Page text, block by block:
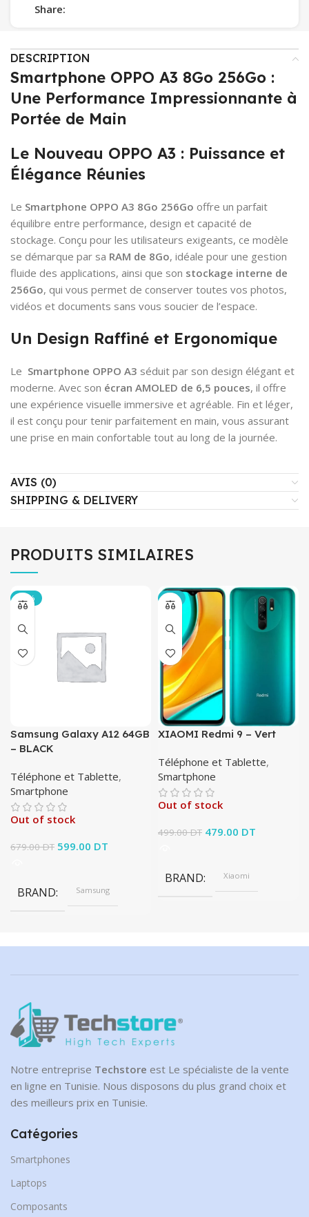
Share:
DESCRIPTION
Smartphone OPPO A3 8Go 256Go :
Une Performance Impressionnante à
Portée de Main
Le Nouveau OPPO A3 : Puissance et
Élégance Réunies
Le Smartphone OPPO A3 8Go 256Go offre un parfait
équilibre entre performance, design et capacité de
stockage. Conçu pour les utilisateurs exigeants, ce modèle
se démarque par sa RAM de 8Go, idéale pour une gestion
fluide des applications, ainsi que son stockage interne de
256Go, qui vous permet de conserver toutes vos photos,
vidéos et documents sans vous soucier de l’espace.
Un Design Raffiné et Ergonomique
Le Smartphone OPPO A3 séduit par son design élégant et
moderne. Avec son écran AMOLED de 6,5 pouces, il offre
une expérience visuelle immersive et agréable. Fin et léger,
il est conçu pour tenir parfaitement en main, vous assurant
une prise en main confortable tout au long de la journée.
AVIS (0)
SHIPPING & DELIVERY
PRODUITS SIMILAIRES
-12%
Samsung Galaxy A12 64GB
– BLACK
Téléphone et Tablette,
Smartphone
Out of stock
679.00DT Le prix initial était :
599.00 DT
BRAND Samsung
-4%
XIAOMI Redmi 9 – Vert
Téléphone et Tablette,
Smartphone
Out of stock
499.00DT Le prix initial était :
479.00 DT
BRAND Xiaomi
Notre entreprise Techstore est Le spécialiste de la vente
en ligne en Tunisie. Nous disposons du plus grand choix et
des meilleurs prix en Tunisie.
Catégories
Smartphones
Laptops
Composants